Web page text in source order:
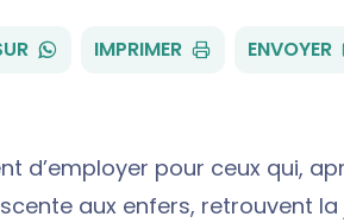
WHATSAPP
IMPRIMER ENVOYER
d’employer pour ceux qui,
aux enfers, retrouvent la